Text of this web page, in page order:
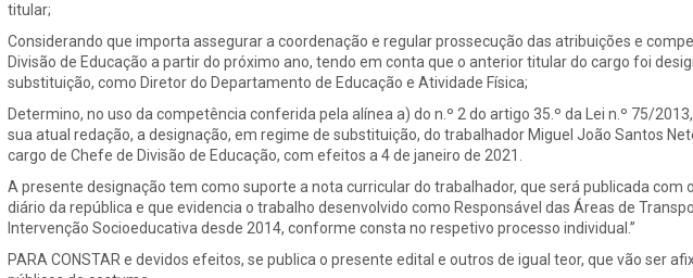
titular;
Considerando que importa assegurar a coordenação e regular prossecução das atribuições e
Divisão de Educação a partir do próximo ano, tendo em conta que o anterior titular do cargo foi
substituição, como Diretor do Departamento de Educação e Atividade Física;
Determino, no uso da competência conferida pela alínea a) do n.º 2 do artigo 35.º da Lei n.º 75/
sua atual redação, a designação, em regime de substituição, do trabalhador Miguel João Santos
cargo de Chefe de Divisão de Educação, com efeitos a 4 de janeiro de 2021.
A presente designação tem como suporte a nota curricular do trabalhador, que será publicada com
diário da república e que evidencia o trabalho desenvolvido como Responsável das Áreas de
Intervenção Socioeducativa desde 2014, conforme consta no respetivo processo individual.”
PARA CONSTAR e devidos efeitos, se publica o presente edital e outros de igual teor, que vão ser